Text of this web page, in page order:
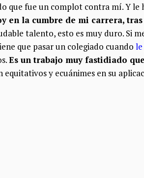
que fue un complot contra mí. Y
en la cumbre de mi carrera,
talento, esto es muy duro. Si
que pasar un colegiado cuando
Es un trabajo muy fastidiado
equitativos y ecuánimes en su